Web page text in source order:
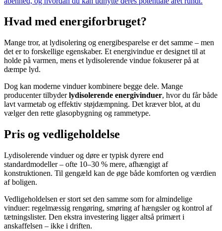
Hvad med energiforbruget?
Mange tror, at lydisolering og energibesparelse er det samme – men
det er to forskellige egenskaber. Et energivindue er designet til at
holde på varmen, mens et lydisolerende vindue fokuserer på at
dæmpe lyd.
Dog kan moderne vinduer kombinere begge dele. Mange
producenter tilbyderlydisolerende energivinduer, hvor du får både
lavt varmetab og effektiv støjdæmpning. Det kræver blot, at du
vælger den rette glasopbygning og rammetype.
Pris og vedligeholdelse
Lydisolerende vinduer og døre er typisk dyrere end
standardmodeller – ofte 10–30 % mere, afhængigt af
konstruktionen. Til gengæld kan de øge både komforten og værdien
af boligen.
Vedligeholdelsen er stort set den samme som for almindelige
vinduer: regelmæssig rengøring, smøring af hængsler og kontrol af
tætningslister. Den ekstra investering ligger altså primært i
anskaffelsen – ikke i driften.